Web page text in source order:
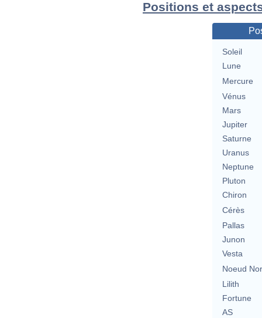
Positions et
Soleil
Lune
Mercure
Vénus
Mars
Jupiter
Saturne
Uranus
Neptune
Pluton
Chiron
Cérès
Pallas
Junon
Vesta
Noeud
Lilith
Fortune
AS